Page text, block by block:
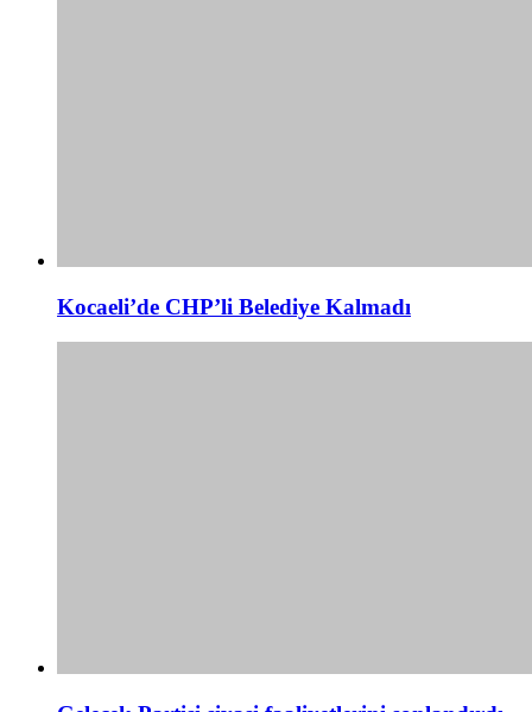
Kocaeli’de CHP’li Belediye Kalmadı